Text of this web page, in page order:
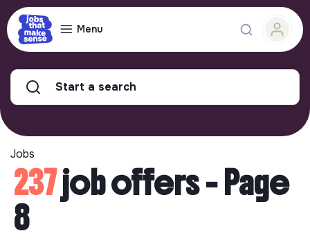
Menu
Start a search
Jobs
237job offers - Page
8